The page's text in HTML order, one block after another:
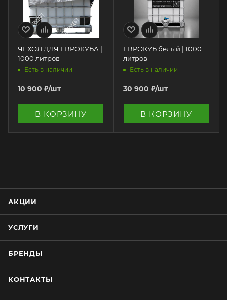
ЧЕХОЛ ДЛЯ ЕВРОКУБА |
1000 литров
Есть в наличии
10 900 ₽/шт
В КОРЗИНУ
ЕВРОКУБ белый | 1000
литров
Есть в наличии
30 900 ₽/шт
В КОРЗИНУ
АКЦИИ
УСЛУГИ
БРЕНДЫ
КОНТАКТЫ